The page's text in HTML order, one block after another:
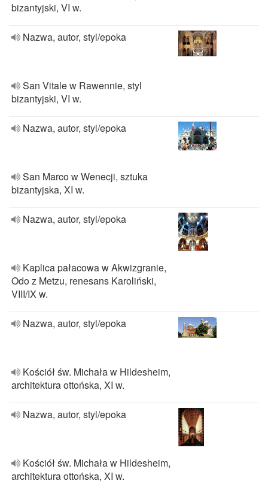
bizantyjski, VI w.
Nazwa, autor, styl/epoka
San Vitale w Rawennie, styl
bizantyjski, VI w.
Nazwa, autor, styl/epoka
San Marco w Wenecji, sztuka
bizantyjska, XI w.
Nazwa, autor, styl/epoka
Kaplica pałacowa w Akwizgranie,
Odo z Metzu, renesans Karoliński,
VIII/IX w.
Nazwa, autor, styl/epoka
Kościół św. Michała w Hildesheim,
architektura ottońska, XI w.
Nazwa, autor, styl/epoka
Kościół św. Michała w Hildesheim,
architektura ottońska, XI w.